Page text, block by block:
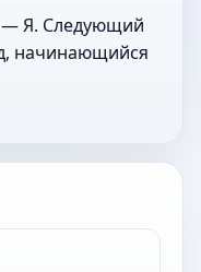
— Я. Следующий
начинающийся